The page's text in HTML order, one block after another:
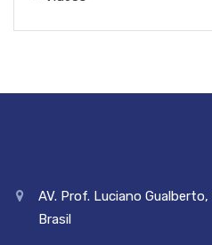
AV. Prof. Luciano
Brasil